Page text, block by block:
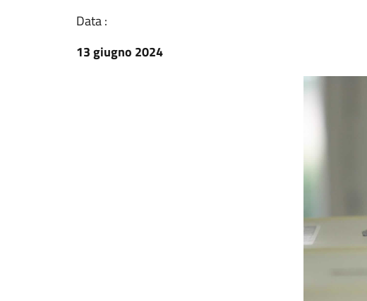
Data :
13 giugno 2024